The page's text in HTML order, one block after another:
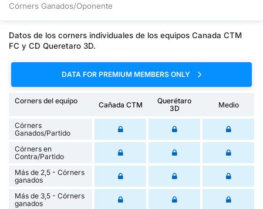
Córners Ganados/Oponente
Datos de los corners individuales de los equipos Canada CTM
FC y CD Queretaro 3D.
DATA FOR PREMIUM MEMBERS ONLY
Corners del equipo Cañada CTM
Querétaro
3D
Medio
Córners
Ganados/Partido
Córners en
Contra/Partido
Más de 2,5 - Córners
ganados
Más de 3,5 - Córners
ganados